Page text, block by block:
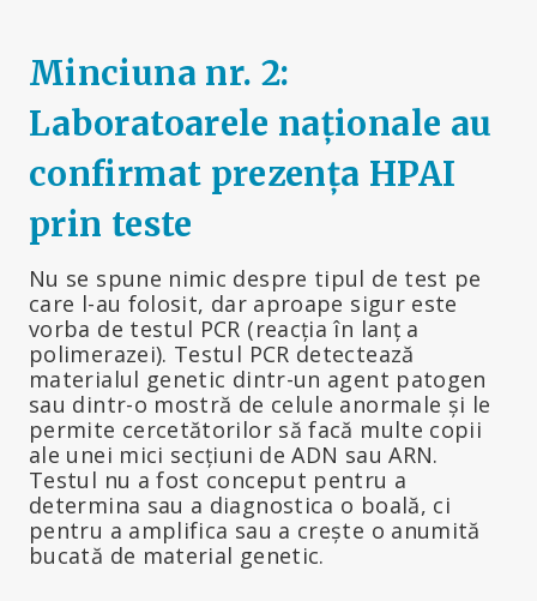
Minciuna nr. 2:
Laboratoarele naționale au
confirmat prezența HPAI
prin teste
Nu se spune nimic despre tipul de test pe
care l-au folosit, dar aproape sigur este
vorba de testul PCR (reacția în lanț a
polimerazei). Testul PCR detectează
materialul genetic dintr-un agent patogen
sau dintr-o mostră de celule anormale și le
permite cercetătorilor să facă multe copii
ale unei mici secțiuni de ADN sau ARN.
Testul nu a fost conceput pentru a
determina sau a diagnostica o boală, ci
pentru a amplifica sau a crește o anumită
bucată de material genetic.